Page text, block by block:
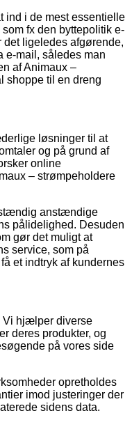
ind i de mest essentielle
fx den byttepolitik e-
det ligeledes afgørende,
e-mail, således man
af Animaux –
shoppe til en dreng
løsninger til at
og på grund af
online
– strømpeholdere
anstændige
pålidelighed. Desuden
gør det muligt at
service, som på
et indtryk af kundernes
Vi hjælper diverse
deres produkter, og
på vores side
opretholdes
imod justeringer der
sidens data.